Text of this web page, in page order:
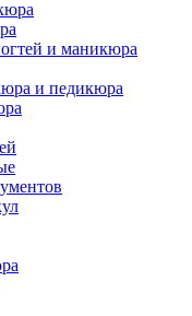
и маникюра
и педикюра